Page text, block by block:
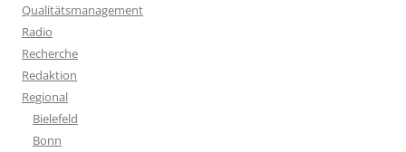
Qualitätsmanagement
Radio
Recherche
Redaktion
Regional
Bielefeld
Bonn